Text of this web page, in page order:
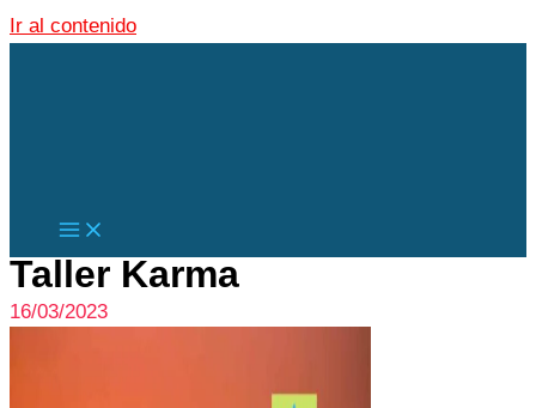
Ir al contenido
Taller Karma
16/03/2023